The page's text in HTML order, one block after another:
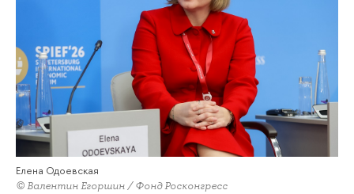
Елена Одоевская
© Валентин Егоршин / Фонд Росконгресс